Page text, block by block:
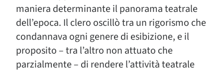
maniera determinante il panorama teatrale
dell’epoca. Il clero oscillò tra un rigorismo che
condannava ogni genere di esibizione, e il
proposito – tra l’altro non attuato che
parzialmente – di rendere l’attività teatrale